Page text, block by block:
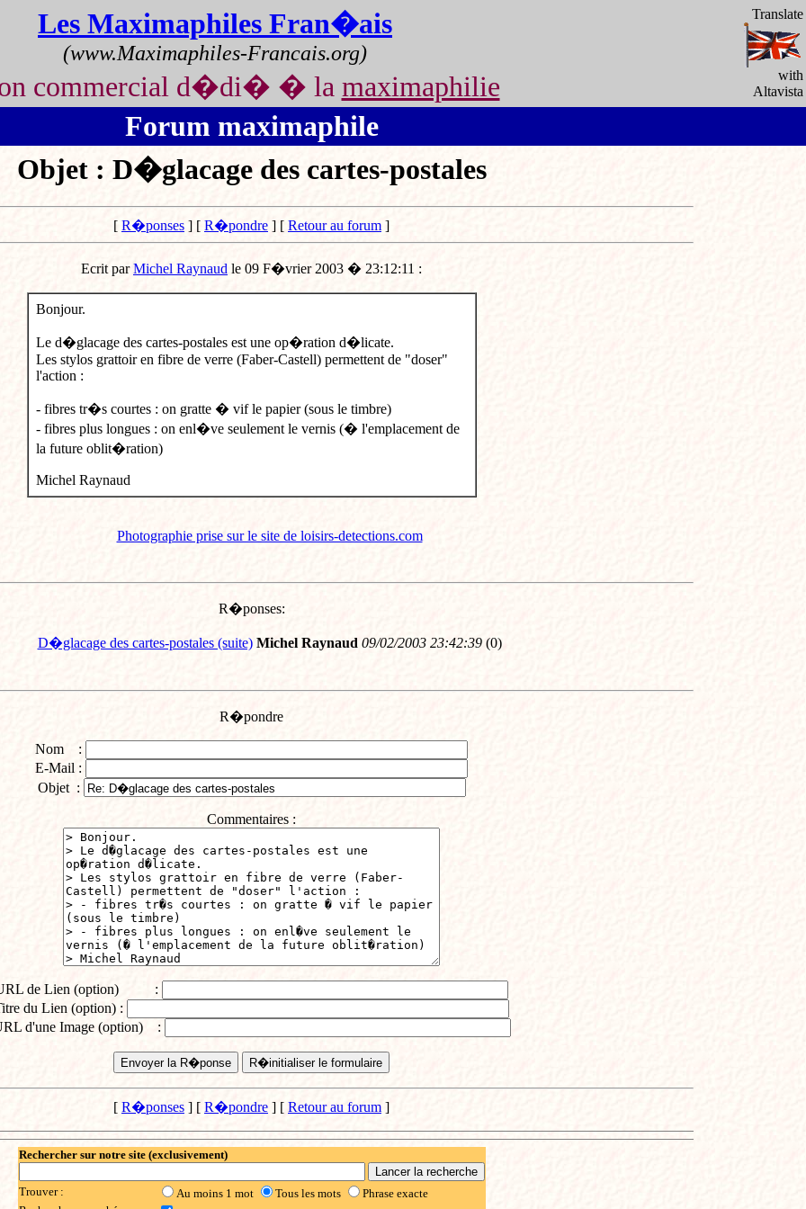
Les Maximaphiles Fran�ais
(www.Maximaphiles-Francais.org)
commercial d�di� � la maximaphilie
Translate
with
Altavista
Forum maximaphile
Objet : D�glacage des cartes-postales
[ R�ponses ] [ R�pondre ] [ Retour au forum ]
Ecrit parMichel Raynaud le 09 F�vrier 2003 � 23:12:11 :
Bonjour.
Le d�glacage des cartes-postales est une op�ration d�licate.
Les stylos grattoir en fibre de verre (Faber-Castell) permettent de "doser"
l'action :
- fibres tr�s courtes : on gratte � vif le papier (sous le timbre)
- fibres plus longues : on enl�ve seulement le vernis (� l'emplacement de
la future oblit�ration)
Michel Raynaud
Photographie prise sur le site de loisirs-detections.com
R�ponses:
D�glacage des cartes-postales (suite) Michel Raynaud 09/02/2003 23:42:39(0)
R�pondre
Nom :
E-Mail :
Objet :
Commentaires :
de Lien (option) :
du Lien (option) :
d'une Image (option) :
[ R�ponses ] [ R�pondre ] [ Retour au forum ]
Rechercher sur notre site (exclusivement)
Trouver : Au moins 1 mot Tous les mots
Phrase exacte